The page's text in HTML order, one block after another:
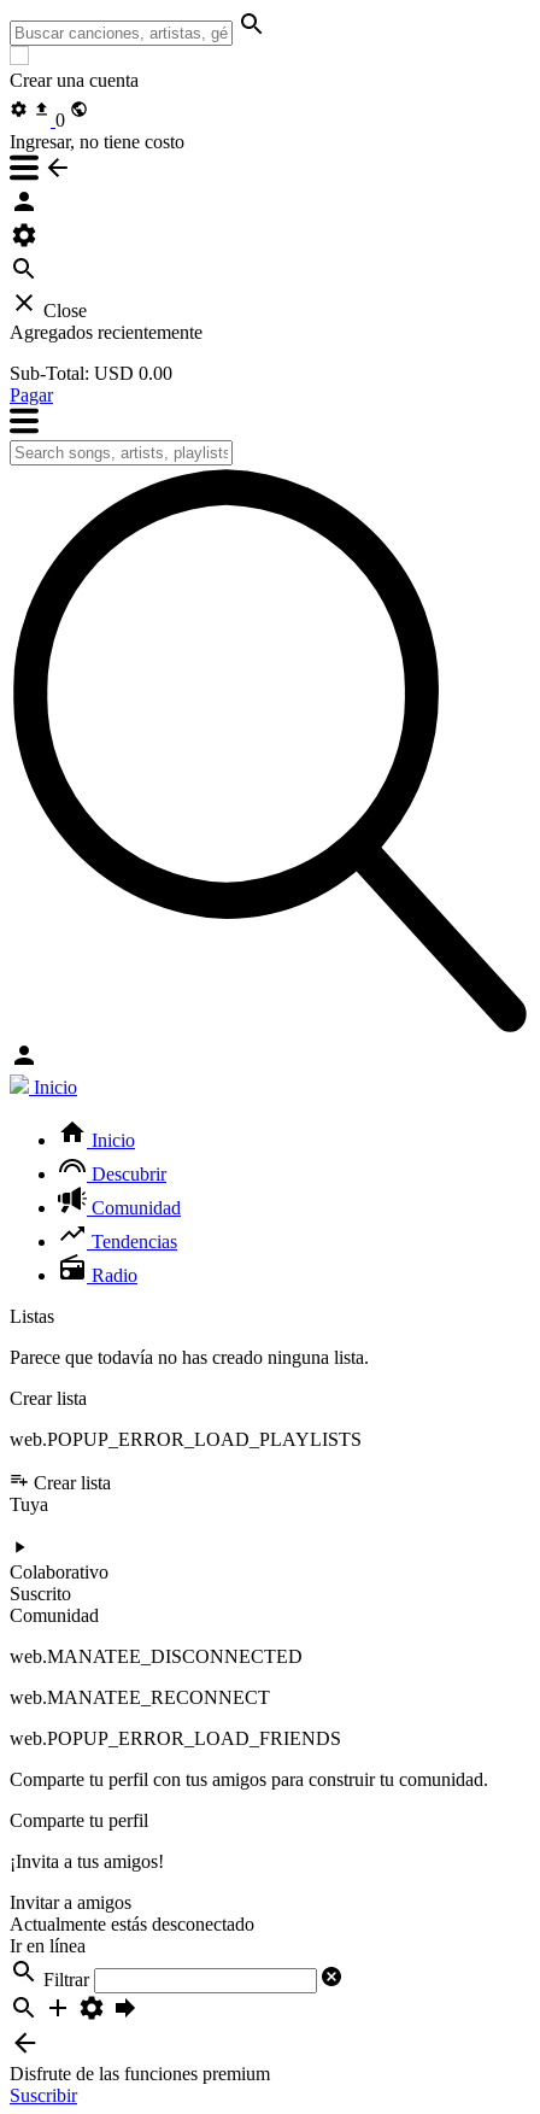
Crear una cuenta
0
Ingresar, no tiene costo
Close
Agregados recientemente
Sub-Total: USD 0.00
Pagar
Inicio
Inicio
Descubrir
Comunidad
Tendencias
Radio
Listas
Parece que todavía no has creado ninguna lista.
Crear lista
web.POPUP_ERROR_LOAD_PLAYLISTS
Crear lista
Tuya
Colaborativo
Suscrito
Comunidad
web.MANATEE_DISCONNECTED
web.MANATEE_RECONNECT
web.POPUP_ERROR_LOAD_FRIENDS
Comparte tu perfil con tus amigos para construir tu comunidad.
Comparte tu perfil
¡Invita a tus amigos!
Invitar a amigos
Actualmente estás desconectado
Ir en línea
Filtrar
Disfrute de las funciones premium
Suscribir